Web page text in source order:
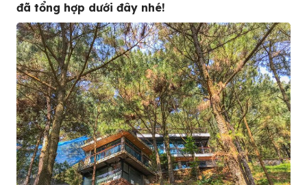
đã tổng hợp dưới đây nhé!